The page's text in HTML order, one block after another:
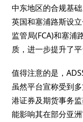
中东地区的合规基
英国和塞浦路斯设
监管局(FCA)和塞浦
质，进一步提升了平
值得注意的是，
虽然平台宣称受到
港证券及期货事务
能影响其在部分亚